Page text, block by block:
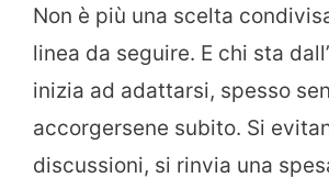
Non è più una scelta
linea da seguire. E chi sta
inizia ad adattarsi, spesso
accorgersene subito. Si
discussioni, si rinvia una